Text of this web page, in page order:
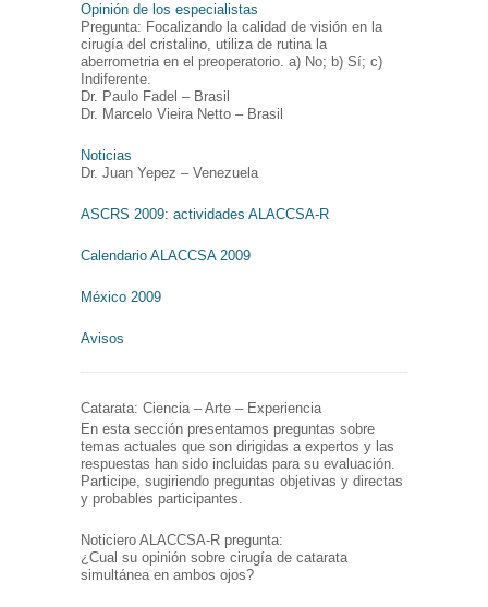
Opinión de los especialistas
Pregunta: Focalizando la calidad de visión en la
cirugía del cristalino, utiliza de rutina la
aberrometria en el preoperatorio. a) No; b) Sí; c)
Indiferente.
Dr. Paulo Fadel – Brasil
Dr. Marcelo Vieira Netto – Brasil
Noticias
Dr. Juan Yepez – Venezuela
ASCRS 2009: actividades ALACCSA-R
Calendario ALACCSA 2009
México 2009
Avisos
Catarata: Ciencia – Arte – Experiencia
En esta sección presentamos preguntas sobre
temas actuales que son dirigidas a expertos y las
respuestas han sido incluidas para su evaluación.
Participe, sugiriendo preguntas objetivas y directas
y probables participantes.
Noticiero ALACCSA-R pregunta:
¿Cual su opinión sobre cirugía de catarata
simultánea en ambos ojos?